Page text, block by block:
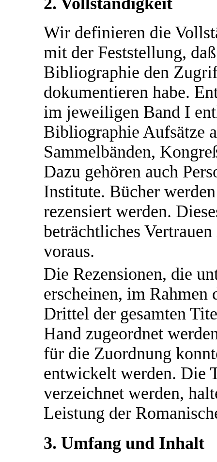
Wir definieren die
mit der Feststellung,
Bibliographie den
dokumentieren habe.
im jeweiligen Band I
Bibliographie Aufsätze
Sammelbänden,
Dazu gehören auch
Institute. Bücher
rezensiert werden.
beträchtliches
voraus.
Die Rezensionen, die
erscheinen, im Rahmen
Drittel der gesamten
Hand zugeordnet
für die Zuordnung
entwickelt werden. Die
verzeichnet werden,
Leistung der
3. Umfang und Inhalt